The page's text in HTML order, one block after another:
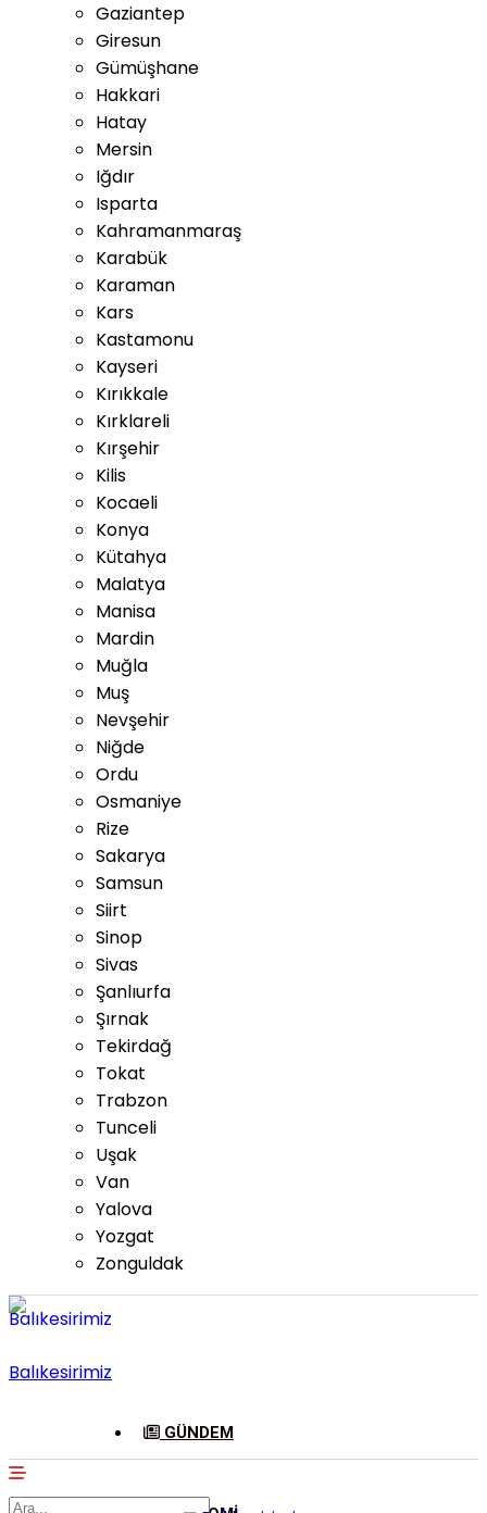
Gaziantep
Giresun
Gümüşhane
Hakkari
Hatay
Mersin
Iğdır
Isparta
Kahramanmaraş
Karabük
Karaman
Kars
Kastamonu
Kayseri
Kırıkkale
Kırklareli
Kırşehir
Kilis
Kocaeli
Konya
Kütahya
Malatya
Manisa
Mardin
Muğla
Muş
Nevşehir
Niğde
Ordu
Osmaniye
Rize
Sakarya
Samsun
Siirt
Sinop
Sivas
Şanlıurfa
Şırnak
Tekirdağ
Tokat
Trabzon
Tunceli
Uşak
Van
Yalova
Yozgat
Zonguldak
Balıkesirimiz
GÜNDEM